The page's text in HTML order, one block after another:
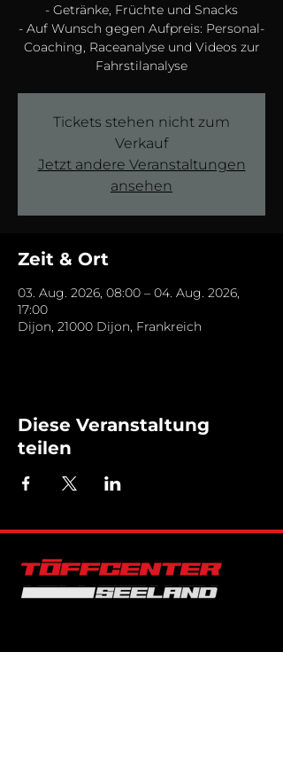
- Getränke, Früchte und Snacks
- Auf Wunsch gegen Aufpreis: Personal-
Coaching, Raceanalyse und Videos zur
Tickets stehen nicht zum
Verkauf
Jetzt andere Veranstaltungen
ansehen
Zeit & Ort
03. Aug. 2026, 08:00 – 04. Aug. 2026,
17:00
Dijon, 21000 Dijon, Frankreich
Diese Veranstaltung
teilen
KONTAKT